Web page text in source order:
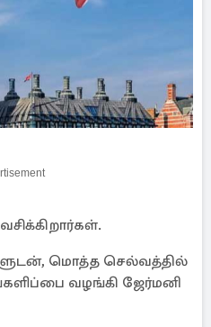
மொத்த செல்வத்தில்
வழங்கி ஜேர்மனி